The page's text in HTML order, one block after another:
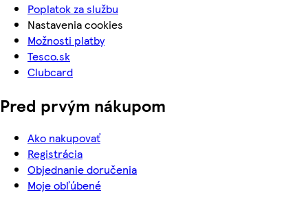
Poplatok za službu
Nastavenia cookies
Možnosti platby
Tesco.sk
Clubcard
Pred prvým nákupom
Ako nakupovať
Registrácia
Objednanie doručenia
Moje obľúbené